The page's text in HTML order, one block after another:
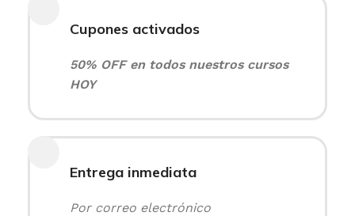
Cupones activados
50% OFF en todos nuestros cursos
HOY
Entrega inmediata
Por correo electrónico